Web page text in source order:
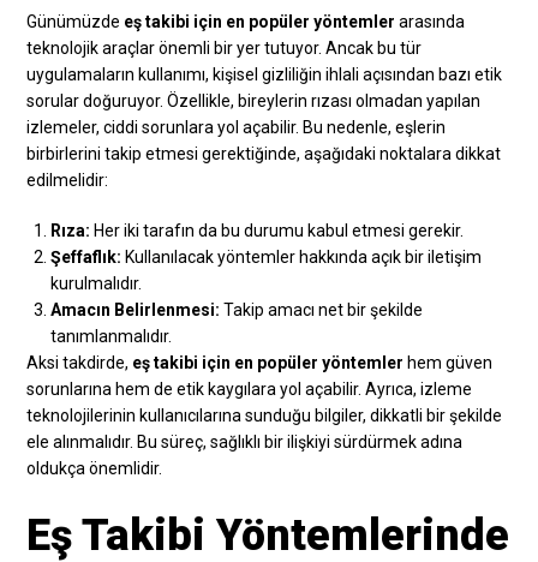
Günümüzde eş takibi için en popüler yöntemler arasında
teknolojik araçlar önemli bir yer tutuyor. Ancak bu tür
uygulamaların kullanımı, kişisel gizliliğin ihlali açısından bazı etik
sorular doğuruyor. Özellikle, bireylerin rızası olmadan yapılan
izlemeler, ciddi sorunlara yol açabilir. Bu nedenle, eşlerin
birbirlerini takip etmesi gerektiğinde, aşağıdaki noktalara dikkat
edilmelidir:
Rıza: Her iki tarafın da bu durumu kabul etmesi gerekir.
Şeffaflık: Kullanılacak yöntemler hakkında açık bir iletişim
kurulmalıdır.
Amacın Belirlenmesi: Takip amacı net bir şekilde
tanımlanmalıdır.
Aksi takdirde, eş takibi için en popüler yöntemler hem güven
sorunlarına hem de etik kaygılara yol açabilir. Ayrıca, izleme
teknolojilerinin kullanıcılarına sunduğu bilgiler, dikkatli bir şekilde
ele alınmalıdır. Bu süreç, sağlıklı bir ilişkiyi sürdürmek adına
oldukça önemlidir.
Eş Takibi Yöntemlerinde